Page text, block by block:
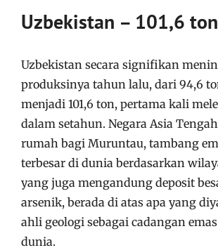
Uzbekistan – 101,6 ton
Uzbekistan secara signifikan
produksinya tahun lalu, dari 94,6
menjadi 101,6 ton, pertama kali
dalam setahun. Negara Asia
rumah bagi Muruntau, tambang
terbesar di dunia berdasarkan
yang juga mengandung deposit
arsenik, berada di atas apa yang
ahli geologi sebagai cadangan
dunia.